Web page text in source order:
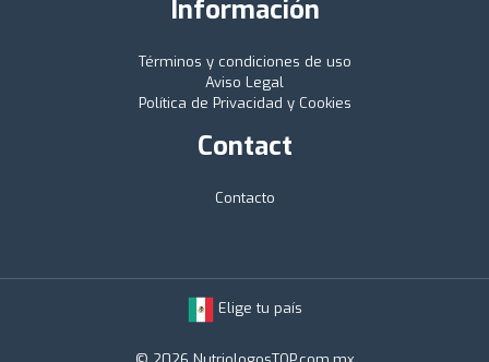
Información
Términos y condiciones de uso
Aviso Legal
Política de Privacidad y Cookies
Contact
Contacto
Elige tu país